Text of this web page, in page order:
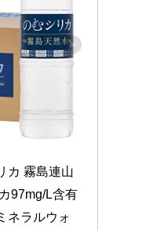
カ 霧島連山
97mg/L含有
ネラルウォ